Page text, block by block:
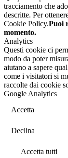
tracciamento che
descritte. Per
Cookie Policy.Puoi
momento.
Analytics
Questi cookie ci
modo da poter
aiutano a sapere
come i visitatori si
raccolte dai cookie
Google Analytics
Accetta
Declina
Accetta tutti